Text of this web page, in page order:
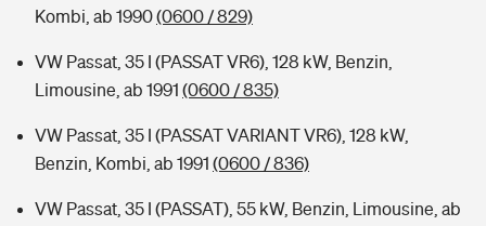
Kombi, ab 1990(0600 / 829)
VW Passat, 35 I (PASSAT VR6), 128 kW, Benzin,
Limousine, ab 1991 (0600 / 835)
VW Passat, 35 I (PASSAT VARIANT VR6), 128 kW,
Benzin, Kombi, ab 1991 (0600 / 836)
VW Passat, 35 I (PASSAT), 55 kW, Benzin, Limousine, ab